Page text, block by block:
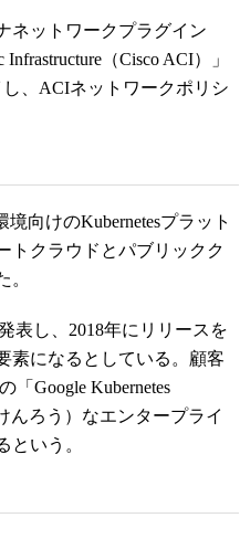
ネットワークプラグイン
（Cisco ACI）」
、ACIネットワークポリシ
向けのKubernetesプラット
トクラウドとパブリックク
。
表し、2018年にリリースを
素になるとしている。顧客
「Google Kubernetes
んろう）なエンタープライ
いう。